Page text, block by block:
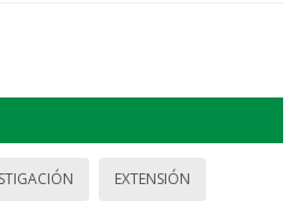
EXTENSIÓN